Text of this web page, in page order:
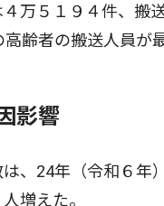
万５１９４件、搬
齢者の搬送人員が
影響
、24年（令和６年
増えた。